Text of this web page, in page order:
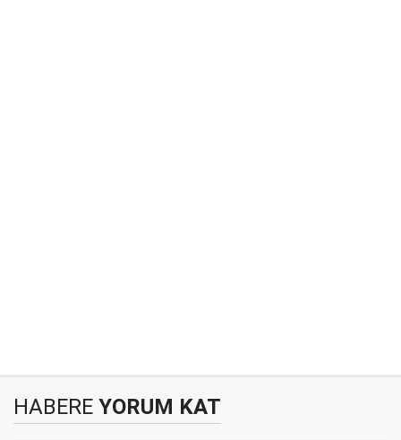
HABERE YORUM KAT